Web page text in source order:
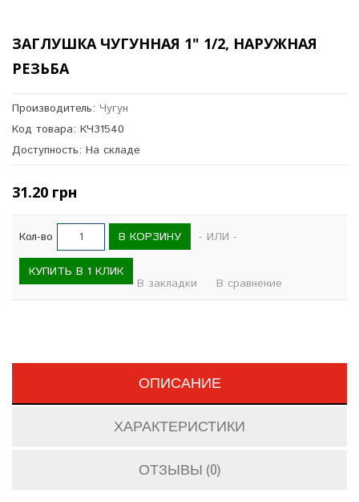
ЗАГЛУШКА ЧУГУННАЯ 1" 1/2, НАРУЖНАЯ
РЕЗЬБА
Производитель: Чугун
Код товара: КЧ31540
Доступность: На складе
31.20 грн
Кол-во В КОРЗИНУ - ИЛИ -
КУПИТЬ В 1 КЛИК
В закладки В сравнение
ОПИСАНИЕ
ХАРАКТЕРИСТИКИ
ОТЗЫВЫ (0)